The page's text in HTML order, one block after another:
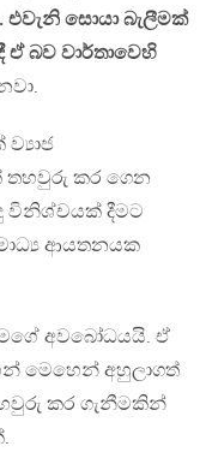
එවැනි සොයා බැලීමක්
බව වාර්තාවෙහි
තහවුරු කර ගෙන
විනිශ්චයක් දීමට
ආයතනයක
අවබෝධයයි. ඒ
මෙහෙන් අහුලාගත්
කර ගැනීමකින්